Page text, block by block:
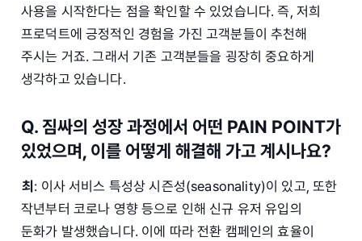
사용을 시작한다는 점을 확인할 수 있었습니다. 즉, 저희
프로덕트에 긍정적인 경험을 가진 고객분들이 추천해
주시는 거죠. 그래서 기존 고객분들을 굉장히 중요하게
생각하고 있습니다.
Q. 짐싸의 성장 과정에서 어떤 PAIN POINT가
있었으며, 이를 어떻게 해결해 가고 계시나요?
최 : 이사 서비스 특성상 시즌성(seasonality)이 있고, 또한
작년부터 코로나 영향 등으로 인해 신규 유저 유입의
둔화가 발생했습니다. 이에 따라 전환 캠페인의 효율이